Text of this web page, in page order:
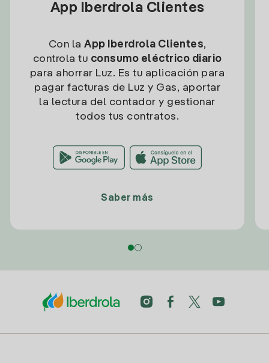
App Iberdrola Clientes
Con la App Iberdrola Clientes,
controla tu consumo eléctrico diario
para ahorrar Luz. Es tu aplicación para
pagar facturas de Luz y Gas, aportar
la lectura del contador y gestionar
todos tus contratos.
Saber más